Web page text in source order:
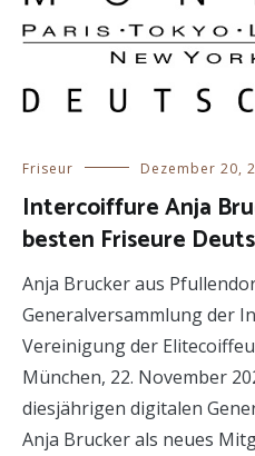
Friseur Dezember 20,
Intercoiffure Anja
besten Friseure
Anja Brucker aus
Generalversammlung der
Vereinigung der
München, 22. November
diesjährigen digitalen
Anja Brucker als neues